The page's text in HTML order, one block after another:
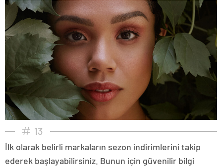
13
İlk olarak belirli markaların sezon indirimlerini takip
ederek başlayabilirsiniz. Bunun için güvenilir bilgi